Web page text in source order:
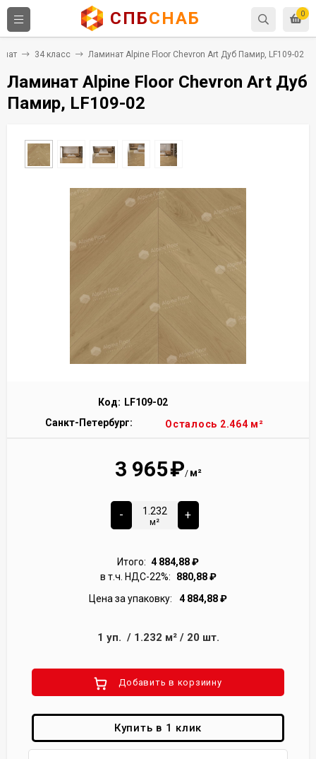
0
СПБСНАБ
34 класс Ламинат Alpine Floor Chevron Art Дуб Памир, LF109-02
Ламинат Alpine Floor Chevron Art Дуб
Памир, LF109-02
Код: LF109-02
Санкт-Петербург:
Осталось 2.464 м²
3 965₽/ м²
-
м²
+
Итого: 4 884,88₽
в т.ч. НДС-22%:
880,88₽
Цена за упаковку:
4 884,88₽
1 уп. / 1.232 м²/ 20 шт.
Добавить в корзиину
Купить в 1 клик